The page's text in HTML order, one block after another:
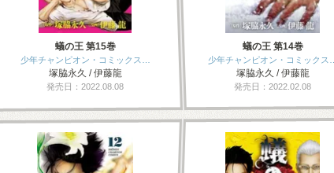
蟻の王 第15巻
少年チャンピオン・コミックス…
塚脇永久 / 伊藤龍
発売日：2022.08.08
蟻の王 第14巻
少年チャンピオン・コミックス…
塚脇永久 / 伊藤龍
発売日：2022.02.08